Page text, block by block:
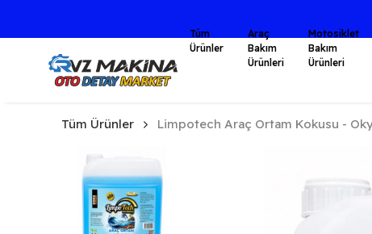
Tüm
Ürünler
Araç
Bakım
Ürünleri
Motosiklet
Bakım
Ürünleri
Tüm Ürünler Limpotech Araç Ortam Kokusu -